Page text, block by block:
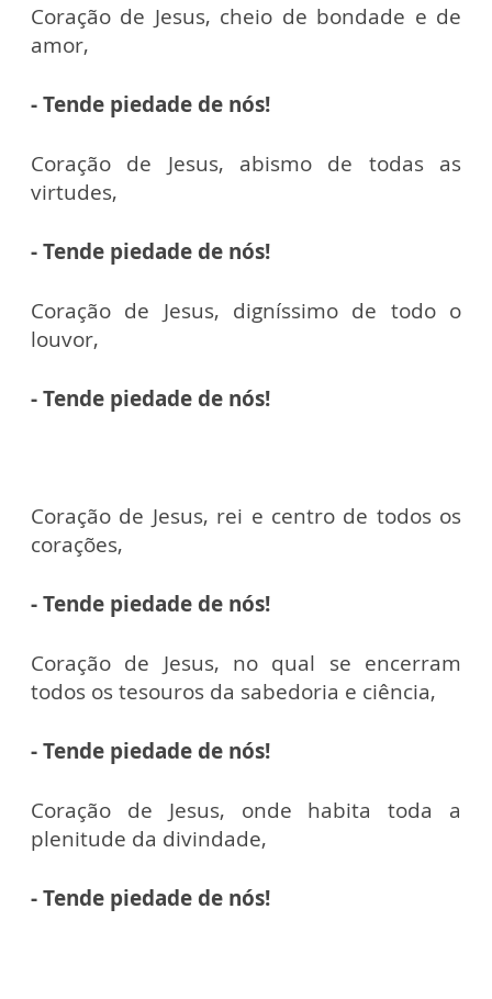
Coração de Jesus, cheio de bondade e de
amor,
- Tende piedadede nós!
Coração de Jesus, abismo de todas as
virtudes,
- Tende piedade de nós!
Coração de Jesus, digníssimo de todo o
louvor,
- Tende piedade de nós!
Coração de Jesus, rei e centro de todos os
corações,
- Tende piedade de nós!
Coração de Jesus, no qual se encerram
todos os tesouros da sabedoria e ciência,
- Tende piedade de nós!
Coração de Jesus, onde habita toda a
plenitude da divindade,
- Tende piedade de nós!